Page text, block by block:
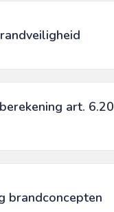
art. 6.20
brandconcepten